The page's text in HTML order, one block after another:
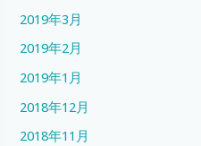
2019年3月
2019年2月
2019年1月
2018年12月
2018年11月